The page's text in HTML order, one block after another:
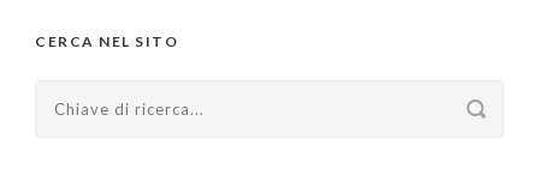
CERCA NEL SITO